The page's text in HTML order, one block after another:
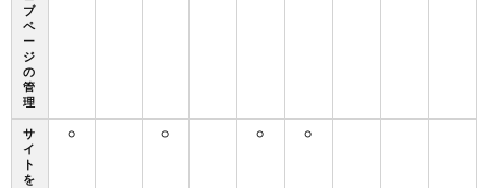
ブ
ペ
ー
ジ
の
管
理
サ
イ
ト
を
○ ○ ○ ○